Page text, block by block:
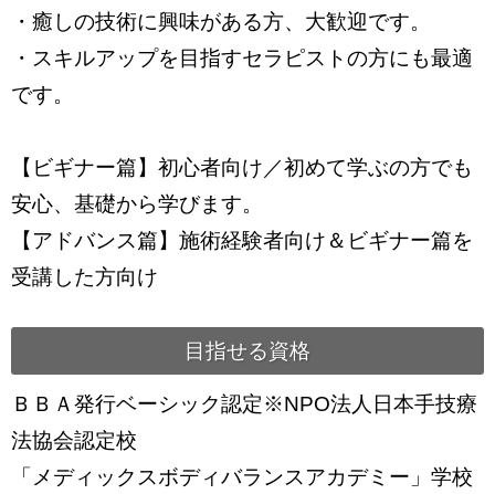
・癒しの技術に興味がある方、大歓迎です。
・スキルアップを目指すセラピストの方にも最適
です。
【ビギナー篇】初心者向け／初めて学ぶの方でも
安心、基礎から学びます。
【アドバンス篇】施術経験者向け＆ビギナー篇を
受講した方向け
目指せる資格
ＢＢＡ発行ベーシック認定※NPO法人日本手技療
法協会認定校
「メディックスボディバランスアカデミー」学校